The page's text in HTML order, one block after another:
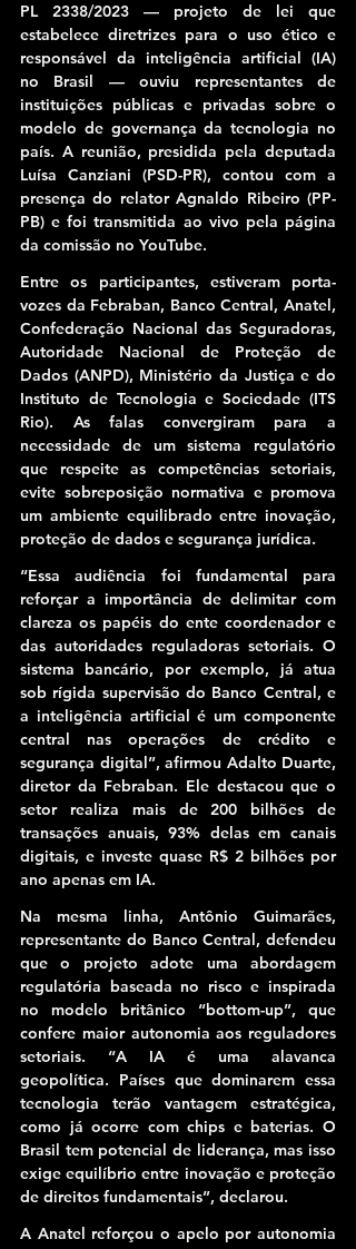
PL 2338/2023 — projeto de lei que
estabelece diretrizes para o uso ético e
responsável da inteligência artificial (IA)
no Brasil — ouviu representantes de
instituições públicas e privadas sobre o
modelo de governança da tecnologia no
país. A reunião, presidida pela deputada
Luísa Canziani (PSD-PR), contou com a
presença do relator Agnaldo Ribeiro (PP-
PB) e foi transmitida ao vivo pela página
da comissão no YouTube.
Entre os participantes, estiveram porta-
vozes da Febraban, Banco Central, Anatel,
Confederação Nacional das Seguradoras,
Autoridade Nacional de Proteção de
Dados (ANPD), Ministério da Justiça e do
Instituto de Tecnologia e Sociedade (ITS
Rio). As falas convergiram para a
necessidade de um sistema regulatório
que respeite as competências setoriais,
evite sobreposição normativa e promova
um ambiente equilibrado entre inovação,
proteção de dados e segurança jurídica.
“Essa audiência foi fundamental para
reforçar a importância de delimitar com
clareza os papéis do ente coordenador e
das autoridades reguladoras setoriais. O
sistema bancário, por exemplo, já atua
sob rígida supervisão do Banco Central, e
a inteligência artificial é um componente
central nas operações de crédito e
segurança digital”, afirmou Adalto Duarte,
diretor da Febraban. Ele destacou que o
setor realiza mais de 200 bilhões de
transações anuais, 93% delas em canais
digitais, e investe quase R$ 2 bilhões por
ano apenas em IA.
Na mesma linha, Antônio Guimarães,
representante do Banco Central, defendeu
que o projeto adote uma abordagem
regulatória baseada no risco e inspirada
no modelo britânico “bottom-up”, que
confere maior autonomia aos reguladores
setoriais. “A IA é uma alavanca
geopolítica. Países que dominarem essa
tecnologia terão vantagem estratégica,
como já ocorre com chips e baterias. O
Brasil tem potencial de liderança, mas isso
exige equilíbrio entre inovação e proteção
de direitos fundamentais”, declarou.
A Anatel reforçou o apelo por autonomia